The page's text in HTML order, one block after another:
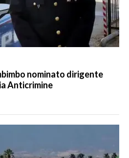
nominato dirigente
Anticrimine